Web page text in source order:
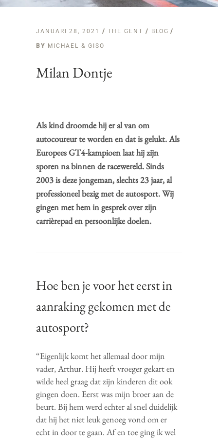
JANUARI 28, 2021 THE GENT / BLOG
BY MICHAEL & GISO
Milan Dontje
Als kind droomde hij er al van om
autocoureur te worden en dat is gelukt. Als
Europees GT4-kampioen laat hij zijn
sporen na binnen de racewereld. Sinds
2003 is deze jongeman, slechts 23 jaar, al
professioneel bezig met de autosport. Wij
gingen met hem in gesprek over zijn
carrièrepad en persoonlijke doelen.
Hoe ben je voor het eerst in
aanraking gekomen met de
autosport?
“Eigenlijk komt het allemaal door mijn
vader, Arthur. Hij heeft vroeger gekart en
wilde heel graag dat zijn kinderen dit ook
gingen doen. Eerst was mijn broer aan de
beurt. Bij hem werd echter al snel duidelijk
dat hij het niet leuk genoeg vond om er
echt in door te gaan. Af en toe ging ik wel